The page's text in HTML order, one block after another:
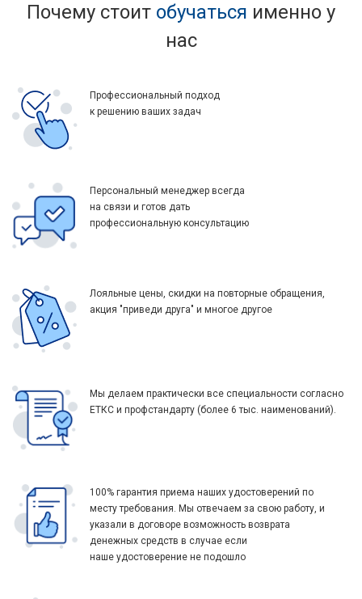
Почему стоит обучаться именно у
нас
Профессиональный подход
к решению ваших задач
Персональный менеджер всегда
на связи и готов дать
профессиональную консультацию
Лояльные цены, скидки на повторные обращения,
акция "приведи друга" и многое другое
Мы делаем практически все специальности согласно
ЕТКС и профстандарту (более 6 тыс. наименований).
100% гарантия приема наших удостоверений по
месту требования. Мы отвечаем за свою работу, и
указали в договоре возможность возврата
денежных средств в случае если
наше удостоверение не подошло